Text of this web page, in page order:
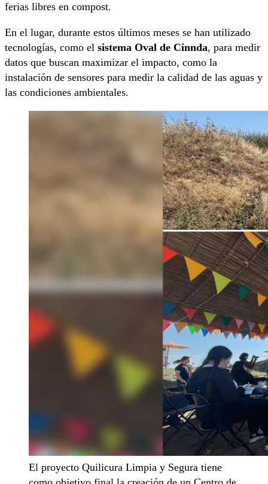
ferias libres en compost.
En el lugar, durante estos últimos meses se han utilizado
tecnologías, como el sistema Oval de Cinnda, para medir
datos que buscan maximizar el impacto, como la
instalación de sensores para medir la calidad de las aguas y
las condiciones ambientales.
El proyecto Quilicura Limpia y Segura tiene